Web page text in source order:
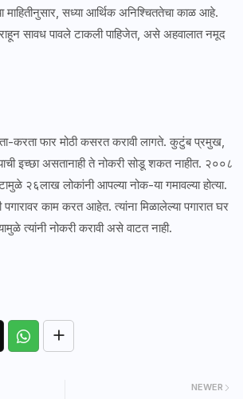
माहितीनुसार, सध्या आर्थिक अनिश्चिततेचा काळ आहे.
सावध पावले टाकली पाहिजेत, असे अहवालात नमूद
करता फार मोठी कसरत करावी लागते. कुटुंब प्रमुख,
इच्छा असतानाही ते नोकरी सोडू शकत नाहीत. २००८
२६लाख लोकांनी आपल्या नोक-या गमावल्या होत्या.
काम करत आहेत. त्यांना मिळालेल्या पगारात घर
त्यांनी नोकरी करावी असे वाटत नाही.
NEWER